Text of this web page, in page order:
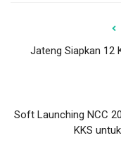
Jateng Siapkan 12
Soft Launching NCC
KKS